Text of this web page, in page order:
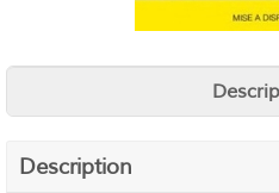
Description